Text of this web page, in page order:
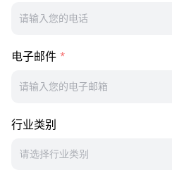
电子邮件
行业类别
请选择行业类别